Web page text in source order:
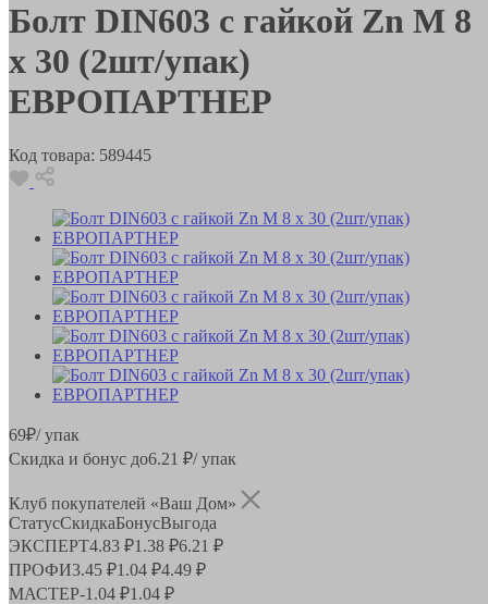
Болт DIN603 с гайкой Zn M 8
х 30 (2шт/упак)
ЕВРОПАРТНЕР
Код товара: 589445
69₽/ упак
Скидка и бонус до6.21 ₽/ упак
Клуб покупателей «Ваш Дом»
СтатусСкидкаБонусВыгода
ЭКСПЕРТ4.83 ₽1.38 ₽6.21 ₽
ПРОФИ3.45 ₽1.04 ₽4.49 ₽
МАСТЕР-1.04 ₽1.04 ₽